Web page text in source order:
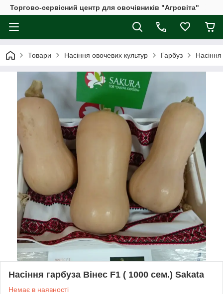
Торгово-сервісний центр для овочівників "Агровіта"
Товари Насіння овочевих культур Гарбуз
Насіння гарбуза Вінес F1 ( 1000 сем.) Sakata
Немає в наявності